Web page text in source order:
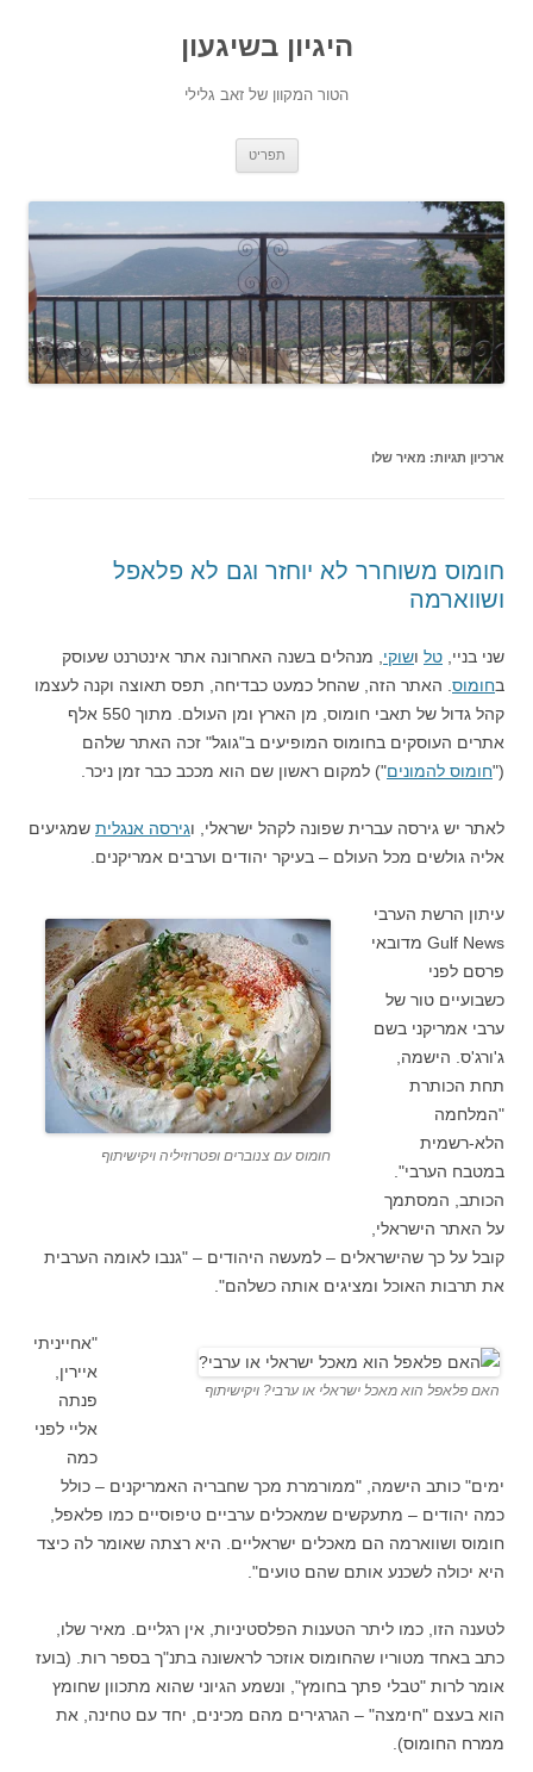
היגיון בשיגעון
הטור המקוון של זאב גלילי
תפריט
ארכיון תגיות: מאיר שלו
חומוס משוחרר לא יוחזר וגם לא פלאפל
ושווארמה
שני בניי, טל ושוקי , מנהלים בשנה האחרונה אתר אינטרנט שעוסק
בחומוס . האתר הזה, שהחל כמעט כבדיחה, תפס תאוצה וקנה לעצמו
קהל גדול של תאבי חומוס, מן הארץ ומן העולם. מתוך 550 אלף
אתרים העוסקים בחומוס המופיעים ב"גוגל" זכה האתר שלהם
("חומוס להמונים") למקום ראשון שם הוא מככב כבר זמן ניכר.
לאתר יש גירסה עברית שפונה לקהל ישראלי, וגירסה אנגלית שמגיעים
אליה גולשים מכל העולם – בעיקר יהודים וערבים אמריקנים.
חומוס עם צנוברים ופטרוזיליה ויקישיתוף
עיתון הרשת הערבי
Gulf News מדובאי
פרסם לפני
כשבועיים טור של
ערבי אמריקני בשם
ג'ורג'ס. הישמה,
תחת הכותרת
"המלחמה
הלא-רשמית
במטבח הערבי".
הכותב, המסתמך
על האתר הישראלי,
קובל על כך שהישראלים – למעשה היהודים – "גנבו לאומה הערבית
את תרבות האוכל ומציגים אותה כשלהם".
האם פלאפל הוא מאכל ישראלי או ערבי? ויקישיתוף
"אחייניתי
איירין,
פנתה
אליי לפני
כמה
ימים" כותב הישמה, "ממורמרת מכך שחבריה האמריקנים – כולל
כמה יהודים – מתעקשים שמאכלים ערביים טיפוסיים כמו פלאפל,
חומוס ושווארמה הם מאכלים ישראליים. היא רצתה שאומר לה כיצד
היא יכולה לשכנע אותם שהם טועים".
לטענה הזו, כמו ליתר הטענות הפלסטיניות, אין רגליים. מאיר שלו,
כתב באחד מטוריו שהחומוס אוזכר לראשונה בתנ"ך בספר רות. (בועז
אומר לרות "טבלי פתך בחומץ", ונשמע הגיוני שהוא מתכוון שחומץ
הוא בעצם "חימצה" – הגרגירים מהם מכינים, יחד עם טחינה, את
ממרח החומוס).